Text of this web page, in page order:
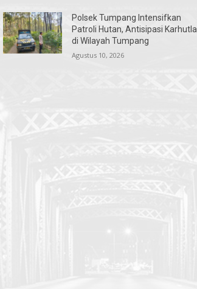
Polsek Tumpang Intensifkan
Patroli Hutan, Antisipasi Karhutla
di Wilayah Tumpang
Agustus 10, 2026